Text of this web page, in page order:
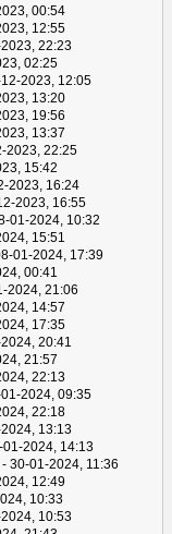
00:54
12:55
22:23
02:25
2023, 12:05
13:20
19:56
13:37
2023, 22:25
15:42
2023, 16:24
2023, 16:55
01-2024, 10:32
15:51
01-2024, 17:39
00:41
2024, 21:06
14:57
17:35
20:41
21:57
22:13
2024, 09:35
22:18
13:13
01-2024, 14:13
- 30-01-2024, 11:36
12:49
10:33
10:53